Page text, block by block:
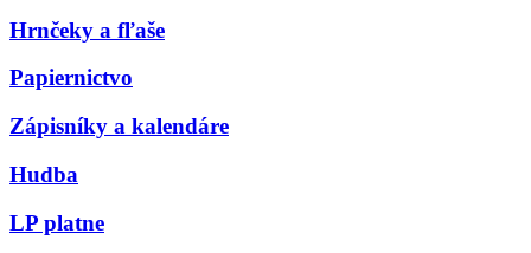
Hrnčeky a fľaše
Papiernictvo
Zápisníky a kalendáre
Hudba
LP platne